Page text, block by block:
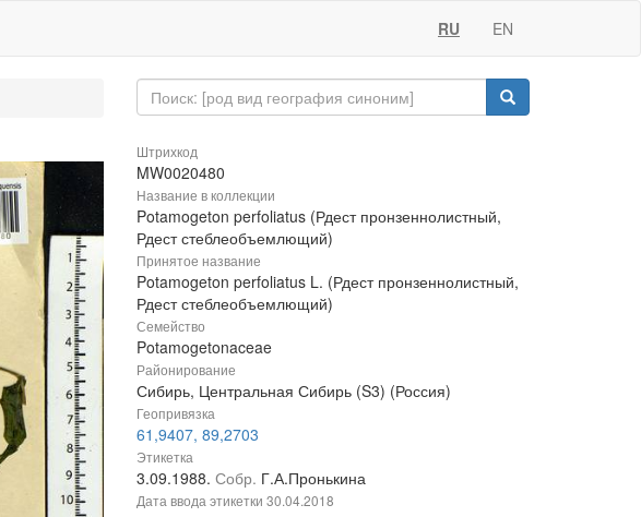
RU EN
Штрихкод
MW0020480
Название в коллекции
Potamogeton perfoliatus (Рдест пронзеннолистный,
Рдест стеблеобъемлющий)
Принятое название
Potamogeton perfoliatus L. (Рдест пронзеннолистный,
Рдест стеблеобъемлющий)
Семейство
Potamogetonaceae
Районирование
Сибирь, Центральная Сибирь (S3) (Россия)
Геопривязка
61,9407, 89,2703
Этикетка
3.09.1988. Собр. Г.А.Пронькина
Дата ввода этикетки 30.04.2018